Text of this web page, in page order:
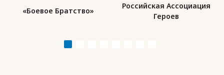
«Боевое Братство»
Российская Ассоциация
Героев